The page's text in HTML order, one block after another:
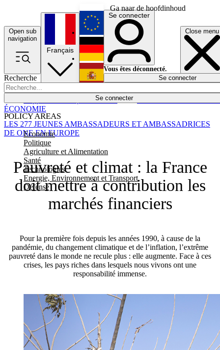
Ga naar de hoofdinhoud
Open sub
navigation
Close menu
Recherche
Se connecter
POLICY AREAS
Economie
Politique
Agriculture et Alimentation
Santé
Technologies
Energie, Environnement et Transport
Défense
Économie
Français
English
Deutsch
Español
Se connecter
Vous êtes déconnecté.
Se connecter
Pauvreté et climat : la France
doit mettre à contribution les
marchés financiers
Pour la première fois depuis les années 1990, à cause de la
pandémie, du changement climatique et de l’inflation, l’extrême
pauvreté dans le monde ne recule plus : elle augmente. Face à ces
crises, les pays riches dans lesquels nous vivons ont une
responsabilité immense.
LES 277 JEUNES AMBASSADEURS ET AMBASSADRICES
DE ONE EN EUROPE
ÉCONOMIE